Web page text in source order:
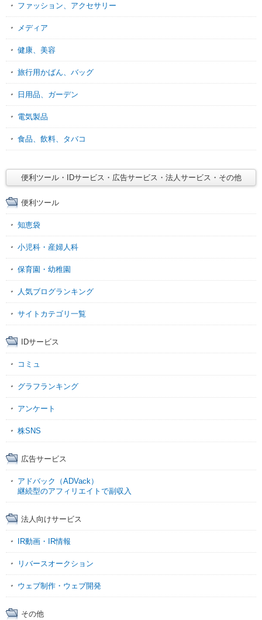
ファッション、アクセサリー
メディア
健康、美容
旅行用かばん、バッグ
日用品、ガーデン
電気製品
食品、飲料、タバコ
便利ツール・IDサービス・広告サービス・法人サービス・その他
便利ツール
知恵袋
小児科・産婦人科
保育園・幼稚園
人気ブログランキング
サイトカテゴリ一覧
IDサービス
コミュ
グラフランキング
アンケート
株SNS
広告サービス
アドバック（ADVack）
継続型のアフィリエイトで副収入
法人向けサービス
IR動画・IR情報
リバースオークション
ウェブ制作・ウェブ開発
その他